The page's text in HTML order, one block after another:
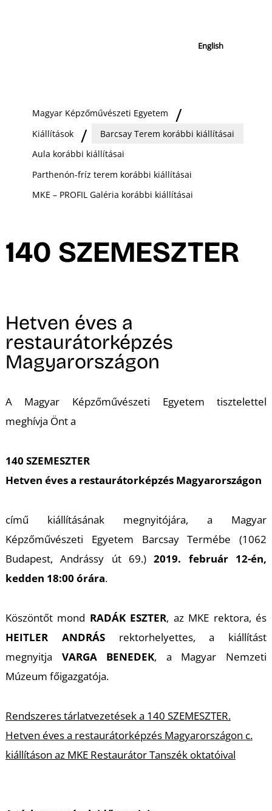
English
Magyar Képzőművészeti Egyetem
Kiállítások
Barcsay Terem korábbi kiállításai
Aula korábbi kiállításai
Parthenón-fríz terem korábbi kiállításai
MKE – PROFIL Galéria korábbi kiállításai
140 SZEMESZTER
Hetven éves a
restaurátorképzés
Magyarországon
A Magyar Képzőművészeti Egyetem tisztelettel
meghívja Önt a
140 SZEMESZTER
Hetven éves a restaurátorképzés Magyarországon
című kiállításának megnyitójára, a Magyar
Képzőművészeti Egyetem Barcsay Termébe (1062
Budapest, Andrássy út 69.)2019. február 12-én,
kedden 18:00 órára.
Köszöntőt mond RADÁK ESZTER, az MKE rektora, és
HEITLER ANDRÁSrektorhelyettes, a kiállítást
megnyitja VARGA BENEDEK, a Magyar Nemzeti
Múzeum főigazgatója.
Rendszeres tárlatvezetések a 140 SZEMESZTER.
Hetven éves a restaurátorképzés Magyarországon c.
kiállításon az MKE Restaurátor Tanszék oktatóival